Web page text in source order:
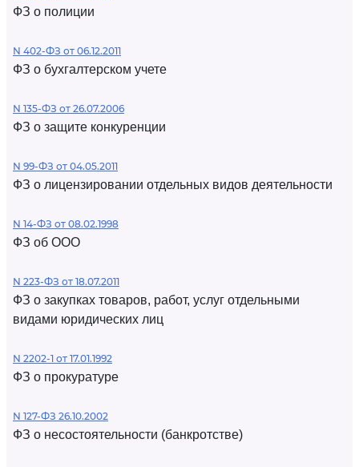
ФЗ о полиции
N 402-ФЗ от 06.12.2011
ФЗ о бухгалтерском учете
N 135-ФЗ от 26.07.2006
ФЗ о защите конкуренции
N 99-ФЗ от 04.05.2011
ФЗ о лицензировании отдельных видов деятельности
N 14-ФЗ от 08.02.1998
ФЗ об ООО
N 223-ФЗ от 18.07.2011
ФЗ о закупках товаров, работ, услуг отдельными
видами юридических лиц
N 2202-1 от 17.01.1992
ФЗ о прокуратуре
N 127-ФЗ 26.10.2002
ФЗ о несостоятельности (банкротстве)